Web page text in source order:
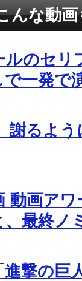
んな動
ルのセリ
で一発で
謝るよ
動画ア
、最終ノ
進撃の巨